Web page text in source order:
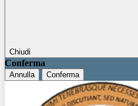
Chiudi
Conferma
Annulla Conferma